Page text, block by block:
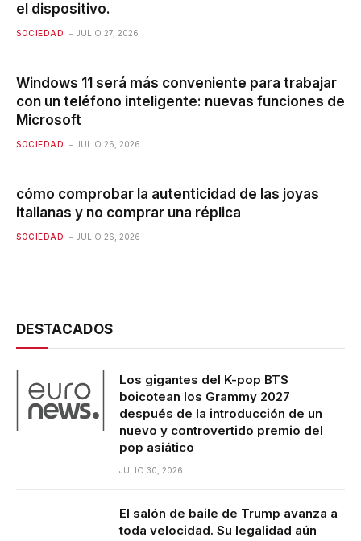
el dispositivo.
SOCIEDAD JULIO 27, 2026
Windows 11 será más conveniente para trabajar
con un teléfono inteligente: nuevas funciones de
Microsoft
SOCIEDAD JULIO 26, 2026
cómo comprobar la autenticidad de las joyas
italianas y no comprar una réplica
SOCIEDAD JULIO 26, 2026
DESTACADOS
Los gigantes del K-pop BTS
boicotean los Grammy 2027
después de la introducción de un
nuevo y controvertido premio del
pop asiático
JULIO 30, 2026
El salón de baile de Trump avanza a
toda velocidad. Su legalidad aún